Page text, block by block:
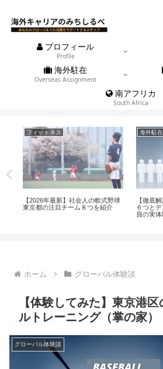
プロフィール
Profile
海外駐在
Overseas Assignment
南アフリカ
South Africa
フィットネス
【2026年最新】社会人の軟式野球
東京都の注目チーム８つを紹介
海外駐在
【徹底
６つと
員の実体
ホーム グローバル体験談
【体験してみた】東京港
ルトレーニング（掌の家）
グローバル体験談